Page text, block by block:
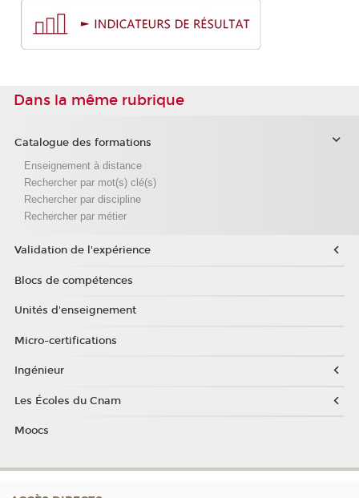
Dans la même rubrique
Catalogue des formations
Enseignement à distance
Rechercher par mot(s) clé(s)
Rechercher par discipline
Rechercher par métier
Validation de l'expérience
Blocs de compétences
Unités d'enseignement
Micro-certifications
Ingénieur
Les Écoles du Cnam
Moocs